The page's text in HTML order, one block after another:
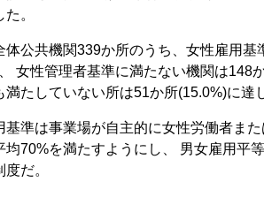
。
体公共機関339か所のうち、女性雇用基
女性管理者基準に満たない機関は148
満たしていない所は51か所(15.0%)に達
基準は事業場が自主的に女性労働者ま
均70%を満たすようにし、 男女雇用平
だ。